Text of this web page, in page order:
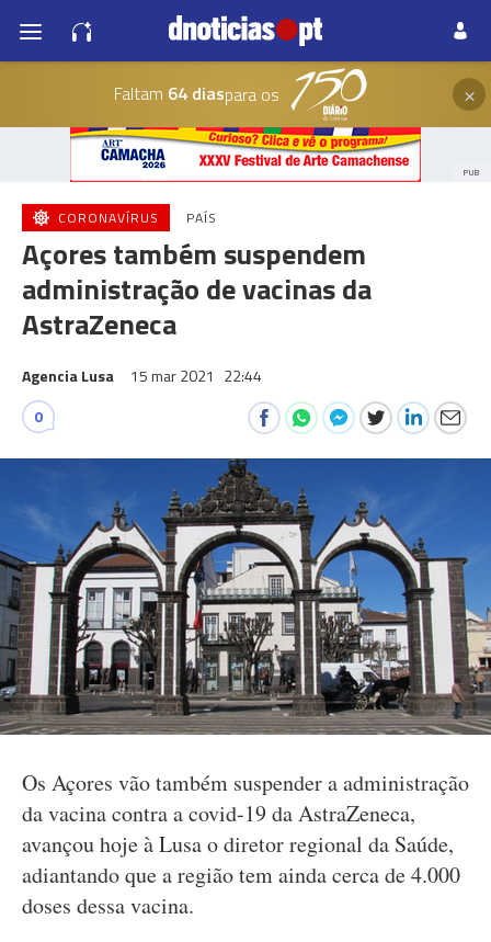
Faltam 64 diaspara os ×
PUB
CORONAVÍRUS PAÍS
Açores também suspendem
administração de vacinas da
AstraZeneca
Agencia Lusa 15 mar 2021 22:44
0
Os Açores vão também suspender a administração
da vacina contra a covid-19 da AstraZeneca,
avançou hoje à Lusa o diretor regional da Saúde,
adiantando que a região tem ainda cerca de 4.000
doses dessa vacina.